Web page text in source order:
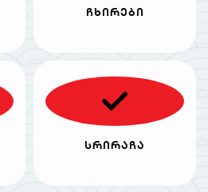
ჩხირები
სრირაჩა